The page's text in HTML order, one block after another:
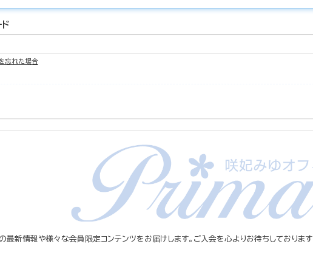
忘れた場合
最新情報や様々な会員限定コンテンツをお届けします。ご入会を心よりお待ちしております